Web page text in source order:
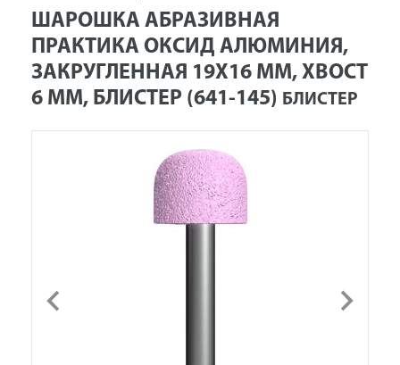
ШАРОШКА АБРАЗИВНАЯ
ПРАКТИКА ОКСИД АЛЮМИНИЯ,
ЗАКРУГЛЕННАЯ 19Х16 ММ, ХВОСТ
6 ММ, БЛИСТЕР (641-145) БЛИСТЕР